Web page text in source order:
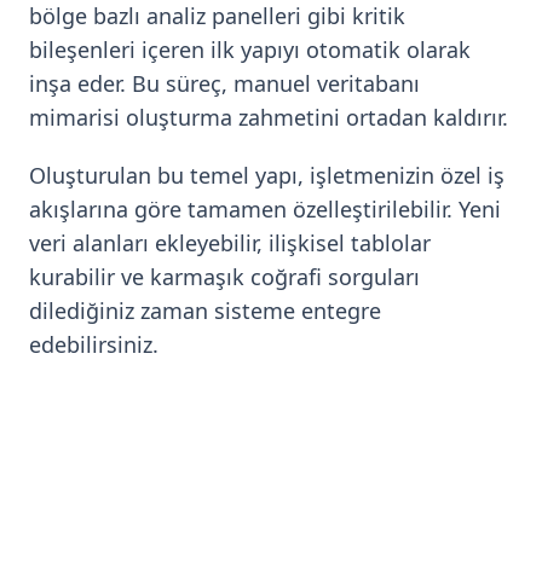
bölge bazlı analiz panelleri gibi kritik
bileşenleri içeren ilk yapıyı otomatik olarak
inşa eder. Bu süreç, manuel veritabanı
mimarisi oluşturma zahmetini ortadan kaldırır.
Oluşturulan bu temel yapı, işletmenizin özel iş
akışlarına göre tamamen özelleştirilebilir. Yeni
veri alanları ekleyebilir, ilişkisel tablolar
kurabilir ve karmaşık coğrafi sorguları
dilediğiniz zaman sisteme entegre
edebilirsiniz.